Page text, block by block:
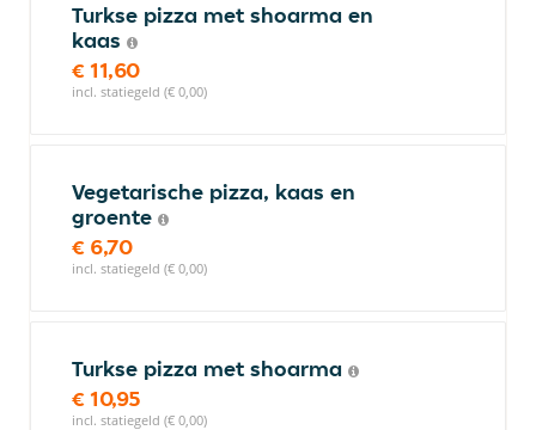
Turkse pizza met shoarma en
kaas
€ 11,60
incl. statiegeld (€ 0,00)
Vegetarische pizza, kaas en
groente
€ 6,70
incl. statiegeld (€ 0,00)
Turkse pizza met shoarma
€ 10,95
incl. statiegeld (€ 0,00)